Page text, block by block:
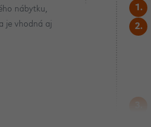
nábytku,
je vhodná aj